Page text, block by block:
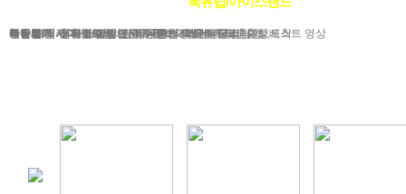
서유럽 동유럽/발칸 동서유럽 런던/파리 출발,도착
부활절 성탄절/연말연시 이벤트/시즌투어
북유럽/러시아 아이슬란드 Fire & Ice
그리스/터키 스페인/포르투갈 이집트
한국/미국 테마여행 허니문 레저 맞춤여행
박람회 해외연수 전시/공연 VIP 의전
독일여행 가이드&차량 예약 대행 서비스
항공.호텔.열차
여행후기 포토앨범 여행정보 가이드 컬럼 베스트 영상
예약문의 자주하는 질문 승차장소 공지사항